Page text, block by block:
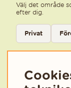
Välj det område
efter dig.
Välj kategori för
Privat